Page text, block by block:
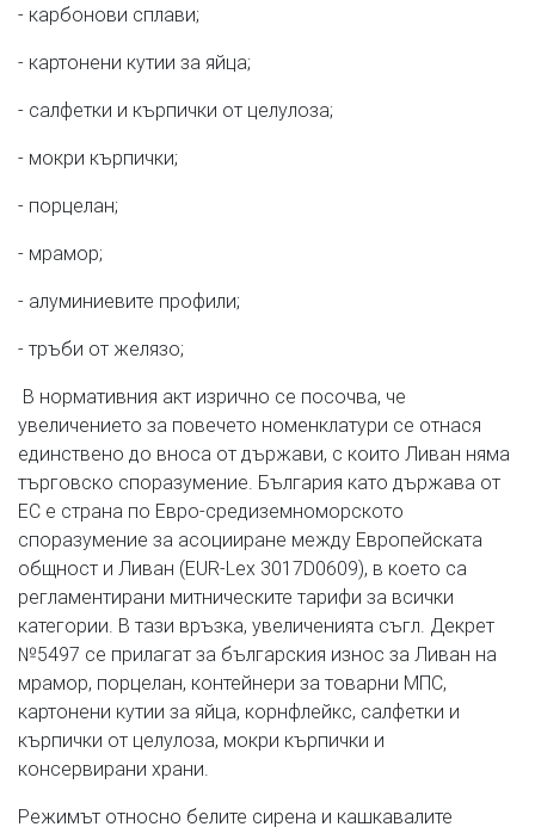
- карбонови сплави;
- картонени кутии за яйца;
- салфетки и кърпички от целулоза;
- мокри кърпички;
- порцелан;
- мрамор;
- алуминиевите профили;
- тръби от желязо;
В нормативния акт изрично се посочва, че
увеличението за повечето номенклатури се отнася
единствено до вноса от държави, с които Ливан няма
търговско споразумение. България като държава от
ЕС е страна по Евро-средиземноморското
споразумение за асоцииране между Европейската
общност и Ливан (EUR-Lex 3017D0609), в което са
регламентирани митническите тарифи за всички
категории. В тази връзка, увеличенията съгл. Декрет
№5497 се прилагат за българския износ за Ливан на
мрамор, порцелан, контейнери за товарни МПС,
картонени кутии за яйца, корнфлейкс, салфетки и
кърпички от целулоза, мокри кърпички и
консервирани храни.
Режимът относно белите сирена и кашкавалите